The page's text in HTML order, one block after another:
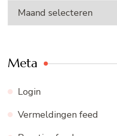
Archieven
Meta
Login
Vermeldingen feed